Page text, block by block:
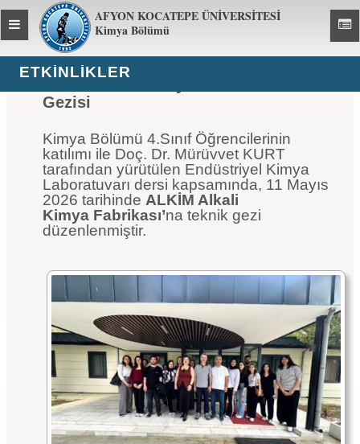
AFYON KOCATEPE ÜNİVERSİTESİ
Kimya Bölümü
Toggle
global
navigation
ETKİNLİKLER
Gezisi
Kimya Bölümü 4.Sınıf Öğrencilerinin
katılımı ile Doç. Dr. Mürüvvet KURT
tarafından yürütülen Endüstriyel Kimya
Laboratuvarı dersi kapsamında, 11 Mayıs
2026 tarihinde ALKİM Alkali
Kimya Fabrikası’na teknik gezi
düzenlenmiştir.